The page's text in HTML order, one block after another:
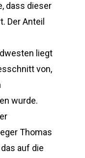
dass dieser
Der Anteil
liegt
von,
wurde.
Thomas
auf die